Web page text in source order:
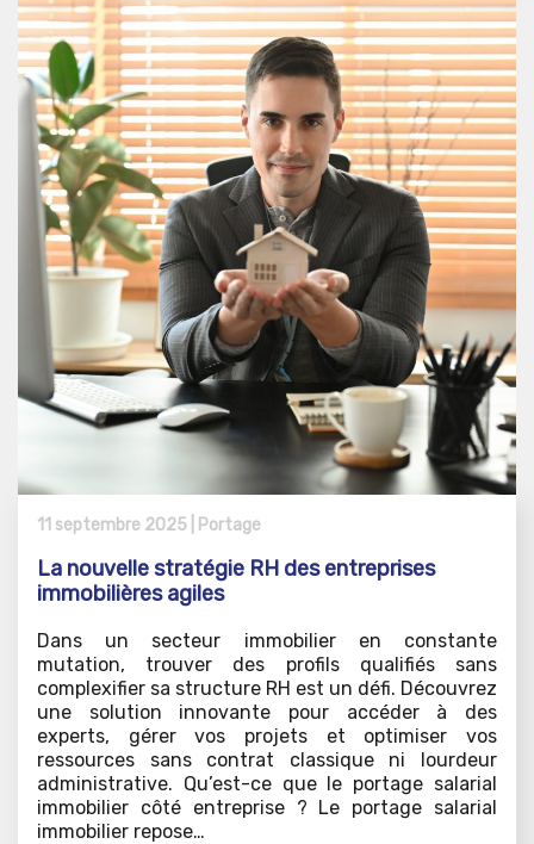
11 septembre 2025 | Portage
La nouvelle stratégie RH des entreprises
immobilières agiles
Dans un secteur immobilier en constante
mutation, trouver des profils qualifiés sans
complexifier sa structure RH est un défi. Découvrez
une solution innovante pour accéder à des
experts, gérer vos projets et optimiser vos
ressources sans contrat classique ni lourdeur
administrative. Qu’est-ce que le portage salarial
immobilier côté entreprise ? Le portage salarial
immobilier repose…